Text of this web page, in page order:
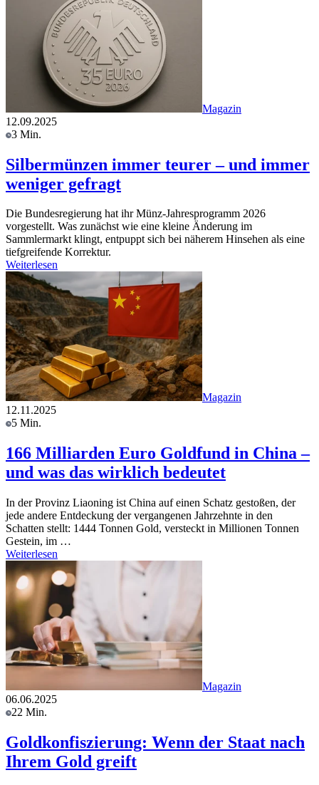
Magazin
12.09.2025
3 Min.
Silbermünzen immer teurer – und immer
weniger gefragt
Die Bundesregierung hat ihr Münz-Jahresprogramm 2026
vorgestellt. Was zunächst wie eine kleine Änderung im
Sammlermarkt klingt, entpuppt sich bei näherem Hinsehen als eine
tiefgreifende Korrektur.
Weiterlesen
Magazin
12.11.2025
5 Min.
166 Milliarden Euro Goldfund in China –
und was das wirklich bedeutet
In der Provinz Liaoning ist China auf einen Schatz gestoßen, der
jede andere Entdeckung der vergangenen Jahrzehnte in den
Schatten stellt: 1444 Tonnen Gold, versteckt in Millionen Tonnen
Gestein, im …
Weiterlesen
Magazin
06.06.2025
22 Min.
Goldkonfiszierung: Wenn der Staat nach
Ihrem Gold greift